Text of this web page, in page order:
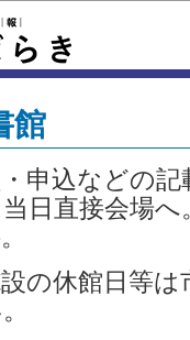
館
申込などの
日直接会場
の休館日等